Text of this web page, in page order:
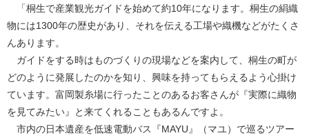
「桐生で産業観光ガイドを始めて約10年になります。桐生の絹織
物には1300年の歴史があり、それを伝える工場や織機などがたくさ
んあります。
ガイドをする時はものづくりの現場などを案内して、桐生の町が
どのように発展したのかを知り、興味を持ってもらえるよう心掛け
ています。富岡製糸場に行ったことのあるお客さんが『実際に織物
を見てみたい』と来てくれることもあるんですよ。
市内の日本遺産を低速電動バス『MAYU』（マユ）で巡るツアー